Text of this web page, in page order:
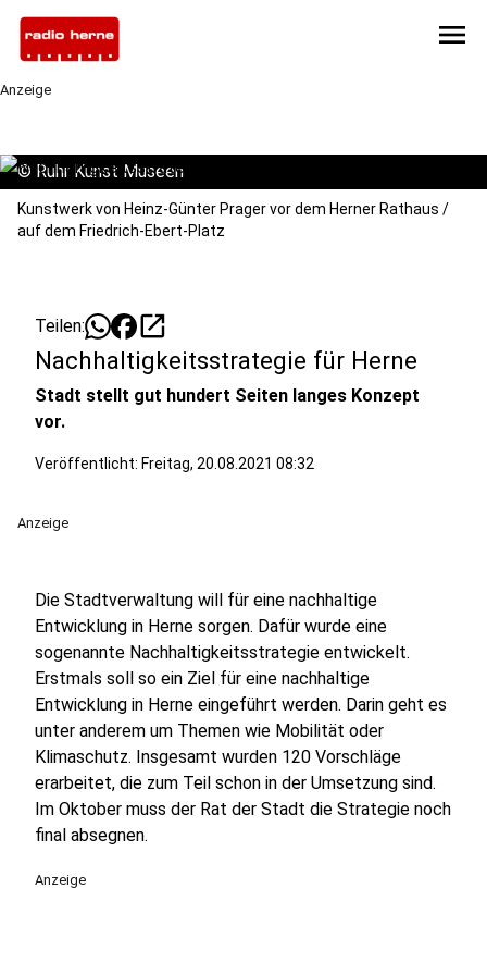
menu
Anzeige
© Ruhr Kunst Museen
Kunstwerk von Heinz-Günter Prager vor dem Herner Rathaus /
auf dem Friedrich-Ebert-Platz
Teilen: open_in_new
Nachhaltigkeitsstrategie für Herne
Stadt stellt gut hundert Seiten langes Konzept
vor.
Veröffentlicht: Freitag, 20.08.2021 08:32
Anzeige
Die Stadtverwaltung will für eine nachhaltige
Entwicklung in Herne sorgen. Dafür wurde eine
sogenannte Nachhaltigkeitsstrategie entwickelt.
Erstmals soll so ein Ziel für eine nachhaltige
Entwicklung in Herne eingeführt werden. Darin geht es
unter anderem um Themen wie Mobilität oder
Klimaschutz. Insgesamt wurden 120 Vorschläge
erarbeitet, die zum Teil schon in der Umsetzung sind.
Im Oktober muss der Rat der Stadt die Strategie noch
final absegnen.
Anzeige